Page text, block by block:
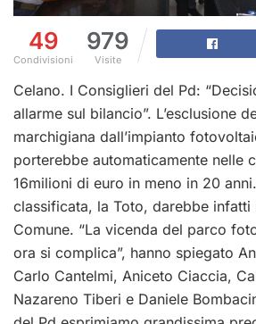
49
Condivisioni
979
Visite
Celano. I Consiglieri del Pd:
allarme sul bilancio”. L’esclusione
marchigiana dall’impianto
porterebbe automaticamente nelle
16milioni di euro in meno in 20
classificata, la Toto, darebbe infatti
Comune. “La vicenda del parco
ora si complica”, hanno spiegato
Carlo Cantelmi, Aniceto Ciaccia,
Nazareno Tiberi e Daniele